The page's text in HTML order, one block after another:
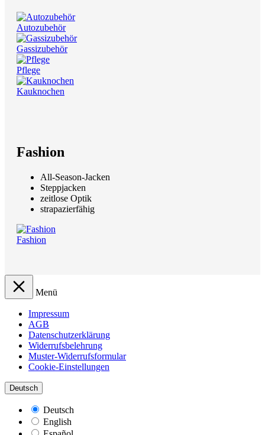
Autozubehör
Gassizubehör
Pflege
Kauknochen
Fashion
All-Season-Jacken
Steppjacken
zeitlose Optik
strapazierfähig
Fashion
Menü
Impressum
AGB
Datenschutzerklärung
Widerrufsbelehrung
Muster-Widerrufsformular
Cookie-Einstellungen
Deutsch
Deutsch
English